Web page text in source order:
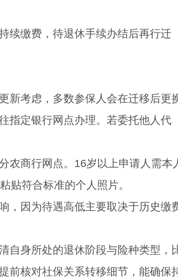
缴费，待退休手续办结后再行迁
考虑，多数参保人会在迁移后更
指定银行网点办理。若委托他人代
商行网点。16岁以上申请人需本
贴符合标准的个人照片。
因为待遇高低主要取决于历史缴
身所处的退休阶段与险种类型，
前核对社保关系转移细节，能确保